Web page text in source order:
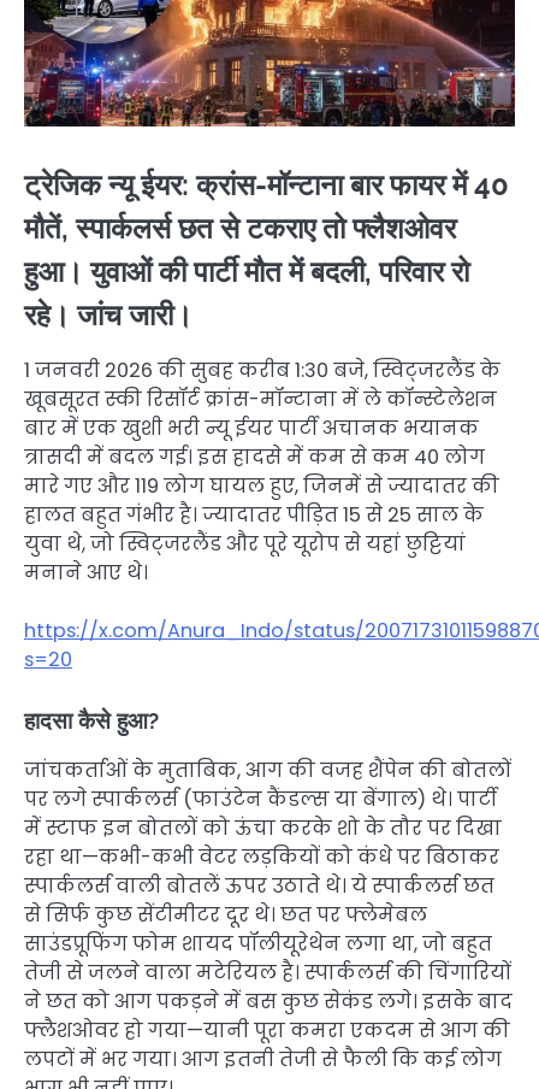
ट्रेजिक न्यू ईयर: क्रांस-मॉन्टाना बार फायर में 40
मौतें, स्पार्कलर्स छत से टकराए तो फ्लैशओवर
हुआ। युवाओं की पार्टी मौत में बदली, परिवार रो
रहे। जांच जारी।
1 जनवरी 2026 की सुबह करीब 1:30 बजे, स्विट्जरलैंड के
खूबसूरत स्की रिसॉर्ट क्रांस-मॉन्टाना में ले कॉन्स्टेलेशन
बार में एक खुशी भरी न्यू ईयर पार्टी अचानक भयानक
त्रासदी में बदल गई। इस हादसे में कम से कम 40 लोग
मारे गए और 119 लोग घायल हुए, जिनमें से ज्यादातर की
हालत बहुत गंभीर है। ज्यादातर पीड़ित 15 से 25 साल के
युवा थे, जो स्विट्जरलैंड और पूरे यूरोप से यहां छुट्टियां
मनाने आए थे।
https://x.com/Anura_Indo/status/
s=20
हादसा कैसे हुआ?
जांचकर्ताओं के मुताबिक, आग की वजह शैंपेन की बोतलों
पर लगे स्पार्कलर्स (फाउंटेन कैंडल्स या बेंगाल) थे। पार्टी
में स्टाफ इन बोतलों को ऊंचा करके शो के तौर पर दिखा
रहा था—कभी-कभी वेटर लड़कियों को कंधे पर बिठाकर
स्पार्कलर्स वाली बोतलें ऊपर उठाते थे। ये स्पार्कलर्स छत
से सिर्फ कुछ सेंटीमीटर दूर थे। छत पर फ्लेमेबल
साउंडप्रूफिंग फोम शायद पॉलीयूरेथेन लगा था, जो बहुत
तेजी से जलने वाला मटेरियल है। स्पार्कलर्स की चिंगारियों
ने छत को आग पकड़ने में बस कुछ सेकंड लगे। इसके बाद
फ्लैशओवर हो गया—यानी पूरा कमरा एकदम से आग की
लपटों में भर गया। आग इतनी तेजी से फैली कि कई लोग